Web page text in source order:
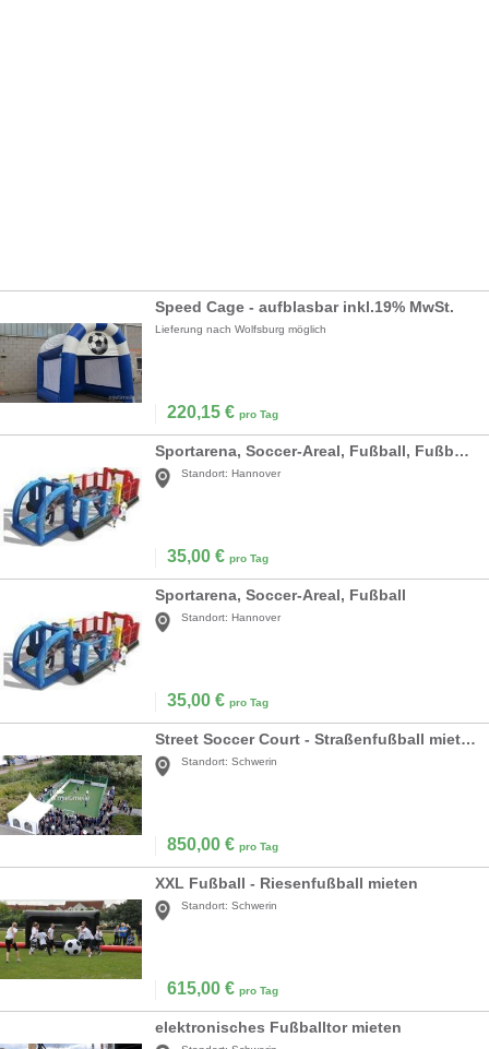
Speed Cage - aufblasbar inkl.19% MwSt.
Lieferung nach Wolfsburg möglich
220,15 € pro Tag
Sportarena, Soccer-Areal, Fußball, Fußballfeld
Standort: Hannover
35,00 € pro Tag
Sportarena, Soccer-Areal, Fußball
Standort: Hannover
35,00 € pro Tag
Street Soccer Court - Straßenfußball mieten
Standort: Schwerin
850,00 € pro Tag
XXL Fußball - Riesenfußball mieten
Standort: Schwerin
615,00 € pro Tag
elektronisches Fußballtor mieten